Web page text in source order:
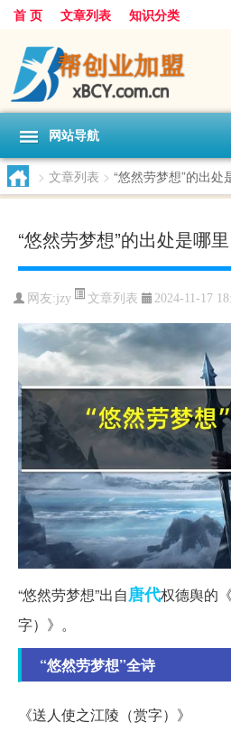
首 页 文章列表 知识分类
网站导航
> 文章列表 > “悠然劳梦想”的出处
“悠然劳梦想”的出处是哪里
网友:jzy 文章列表 2024-11-17
“悠然劳梦想”出自唐代权德舆的
字）》。
“悠然劳梦想”全诗
《送人使之江陵（赏字）》